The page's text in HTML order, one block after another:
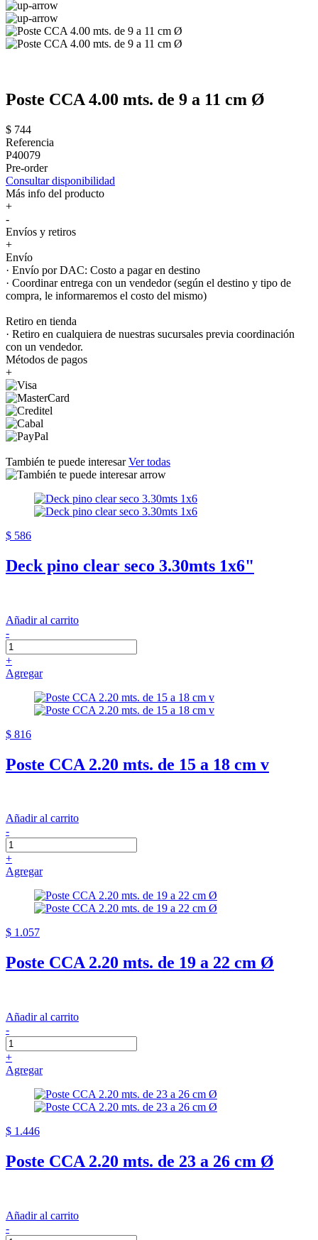
Poste CCA 4.00 mts. de 9 a 11 cm Ø
$ 744
Referencia
P40079
Pre-order
Consultar disponibilidad
Más info del producto
+
-
Envíos y retiros
+
Envío
· Envío por DAC: Costo a pagar en destino
· Coordinar entrega con un vendedor (según el destino y tipo de
compra, le informaremos el costo del mismo)
Retiro en tienda
· Retiro en cualquiera de nuestras sucursales previa coordinación
con un vendedor.
Métodos de pagos
+
También te puede interesarVer todas
$ 586
Deck pino clear seco 3.30mts 1x6"
Añadir al carrito
-
+
Agregar
$ 816
Poste CCA 2.20 mts. de 15 a 18 cm v
Añadir al carrito
-
+
Agregar
$ 1.057
Poste CCA 2.20 mts. de 19 a 22 cm Ø
Añadir al carrito
-
+
Agregar
$ 1.446
Poste CCA 2.20 mts. de 23 a 26 cm Ø
Añadir al carrito
-